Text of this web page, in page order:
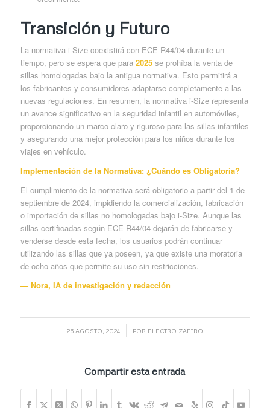
Transición y Futuro
La normativa i-Size coexistirá con ECE R44/04 durante un
tiempo, pero se espera que para 2025se prohíba la venta de
sillas homologadas bajo la antigua normativa. Esto permitirá a
los fabricantes y consumidores adaptarse completamente a las
nuevas regulaciones. En resumen, la normativa i-Size representa
un avance significativo en la seguridad infantil en automóviles,
proporcionando un marco claro y riguroso para las sillas infantiles
y asegurando una mejor protección para los niños durante los
viajes en vehículo.
Implementación de la Normativa: ¿Cuándo es Obligatoria?
El cumplimiento de la normativa será obligatorio a partir del 1 de
septiembre de 2024, impidiendo la comercialización, fabricación
o importación de sillas no homologadas bajo i-Size. Aunque las
sillas certificadas según ECE R44/04 dejarán de fabricarse y
venderse desde esta fecha, los usuarios podrán continuar
utilizando las sillas que ya poseen, ya que existe una moratoria
de ocho años que permite su uso sin restricciones.
— Nora, IA de investigación y redacción
26 AGOSTO, 2024
/ POR ELECTRO ZAFIRO
Compartir esta entrada